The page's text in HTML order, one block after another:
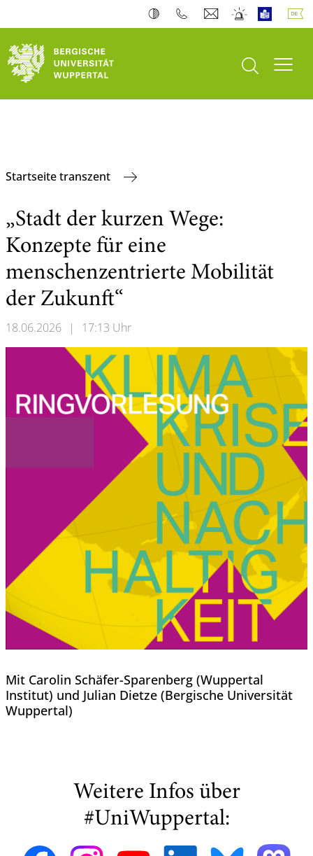
Suche öffnen
Startseite transzent
„Stadt der kurzen Wege:
Konzepte für eine
menschenzentrierte Mobilität
der Zukunft“
18.06.2026 | 17:13 Uhr
Mit Carolin Schäfer-Sparenberg (Wuppertal
Institut) und Julian Dietze (Bergische Universität
Wuppertal)
Weitere Infos über
#UniWuppertal: